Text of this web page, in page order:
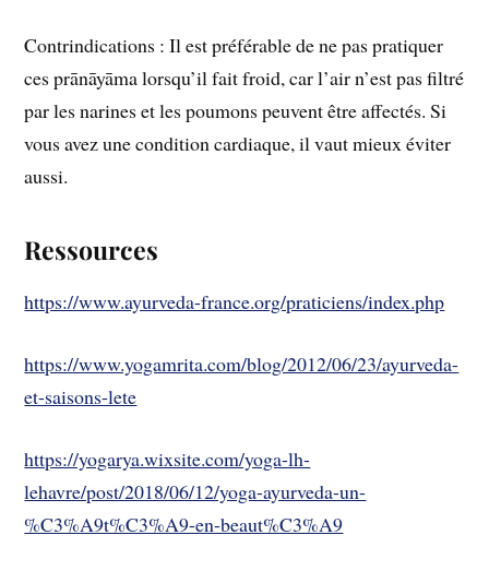
Contrindications : Il est préférable de ne pas pratiquer
ces prānāyāma lorsqu’il fait froid, car l’air n’est pas filtré
par les narines et les poumons peuvent être affectés. Si
vous avez une condition cardiaque, il vaut mieux éviter
aussi.
Ressources
https://www.ayurveda-france.org/praticiens/index.php
https://www.yogamrita.com/blog/2012/06/23/ayurveda-
et-saisons-lete
https://yogarya.wixsite.com/yoga-lh-
lehavre/post/2018/06/12/yoga-ayurveda-un-
%C3%A9t%C3%A9-en-beaut%C3%A9